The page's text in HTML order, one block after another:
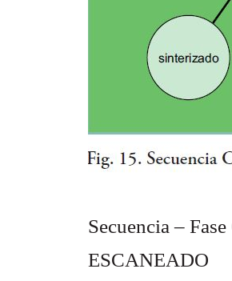
Secuencia –
ESCANEADO